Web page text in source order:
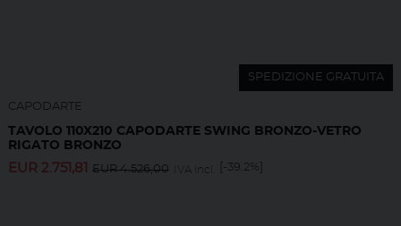
SPEDIZIONE GRATUITA
CAPODARTE
TAVOLO 110X210 CAPODARTE SWING BRONZO-VETRO
RIGATO BRONZO
EUR 2.751,81 EUR4.526,00 IVA incl. [-39.2%]